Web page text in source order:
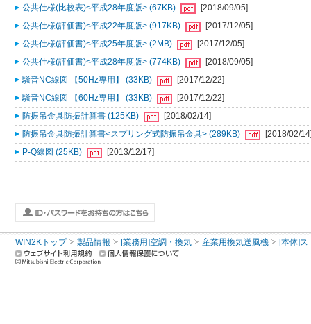
公共仕様(比較表)<平成28年度版> (67KB)
[2018/09/05]
公共仕様(評価書)<平成22年度版> (917KB)
[2017/12/05]
公共仕様(評価書)<平成25年度版> (2MB)
[2017/12/05]
公共仕様(評価書)<平成28年度版> (774KB)
[2018/09/05]
騒音NC線図 【50Hz専用】 (33KB)
[2017/12/22]
騒音NC線図 【60Hz専用】 (33KB)
[2017/12/22]
防振吊金具防振計算書 (125KB)
[2018/02/14]
防振吊金具防振計算書<スプリング式防振吊金具> (289KB)
[2018/02/
P-Q線図 (25KB)
[2013/12/17]
WIN2Kトップ 製品情報 [業務用]空調・換気 産業用換気送風機 [本体]